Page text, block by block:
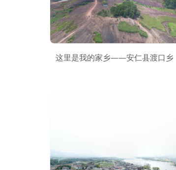
这里是我的家乡——安仁县渡口乡